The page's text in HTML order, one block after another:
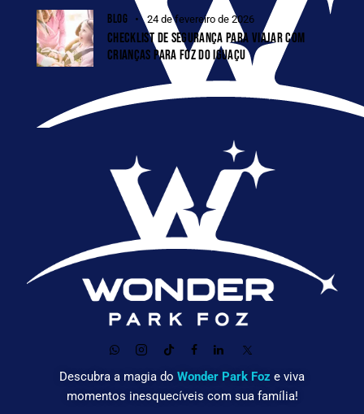
BLOG 24 de fevereiro de 2026
CHECKLIST DE SEGURANÇA PARA VIAJAR COM
CRIANÇAS PARA FOZ DO IGUAÇU
diversão
Descubra a magia do Wonder Park Foz e viva
momentos inesquecíveis com sua família!